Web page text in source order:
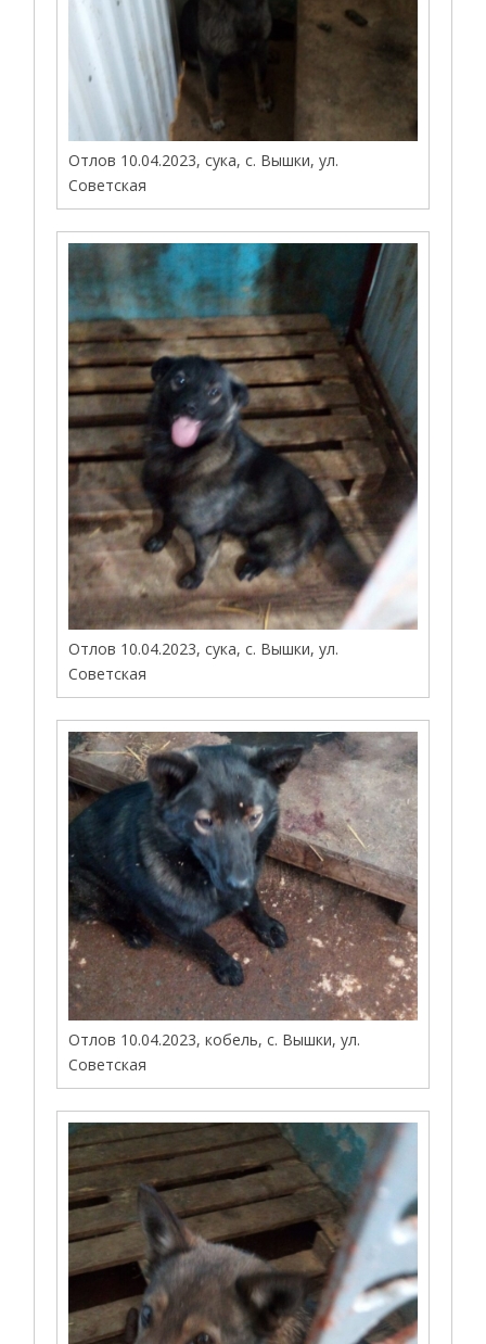
Отлов 10.04.2023, сука, с. Вышки, ул.
Советская
Отлов 10.04.2023, сука, с. Вышки, ул.
Советская
Отлов 10.04.2023, кобель, с. Вышки, ул.
Советская